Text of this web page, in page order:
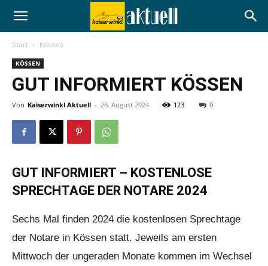
Start Kössen
KÖSSEN
GUT INFORMIERT KÖSSEN
Von Kaiserwinkl Aktuell - 26. August 2024 123 0
GUT INFORMIERT – KOSTENLOSE
SPRECHTAGE DER NOTARE 2024
Sechs Mal finden 2024 die kostenlosen Sprechtage
der Notare in Kössen statt. Jeweils am ersten
Mittwoch der ungeraden Monate kommen im Wechsel